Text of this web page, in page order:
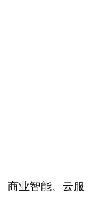
商业智能、云服